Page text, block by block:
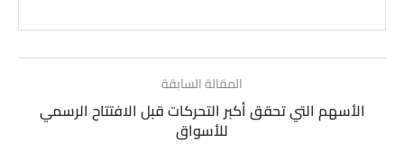
المقالة السابقة
الأسهم التي تحقق أكبر التحركات قبل الافتتاح الرسمي
للأسواق